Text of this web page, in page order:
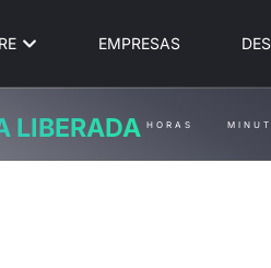
EMPRESAS
LIBERADA HORAS